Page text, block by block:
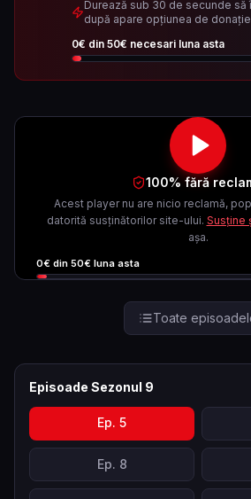
Durează sub 30 de secunde
după apare opțiunea de
0€ din 50€ necesari luna asta
100% fără
Acest player nu are nicio reclamă,
datorită susținătorilor site-ului. Susține
așa.
0€ din 50€ luna asta
Toate
Episoade Sezonul 9
Ep. 5
Ep. 8